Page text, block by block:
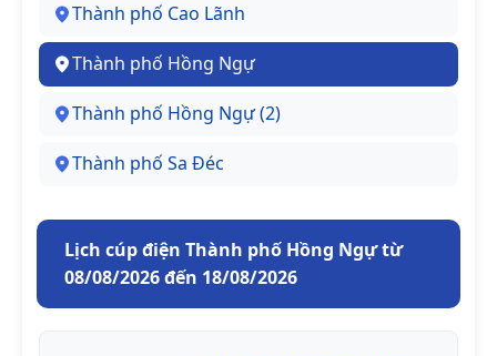
Thành phố Cao Lãnh
Thành phố Hồng Ngự
Thành phố Hồng Ngự (2)
Thành phố Sa Đéc
Lịch cúp điện Thành phố Hồng Ngự từ
08/08/2026 đến 18/08/2026